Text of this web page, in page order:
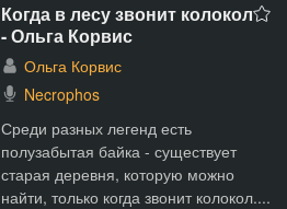
Когда в лесу звонит колокол
- Ольга Корвис
Ольга Корвис
Necrophos
Среди разных легенд есть
полузабытая байка - существует
старая деревня, которую можно
найти, только когда звонит колокол....